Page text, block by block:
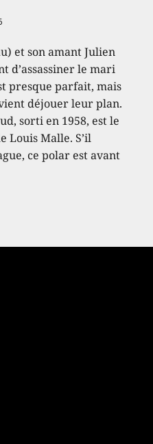
et son amant Julien
d’assassiner le mari
presque parfait, mais
déjouer leur plan.
sorti en 1958, est le
Louis Malle. S’il
ce polar est avant